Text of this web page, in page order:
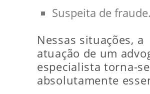
Suspeita de fraude.
Nessas situações, a
atuação de um
especialista torna-se
absolutamente